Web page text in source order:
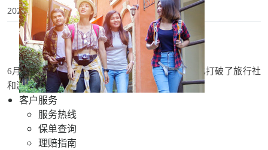
客户服务
服务热线
保单查询
理赔指南
2025-09-12 15:25 保游网
6月，某热门自驾线路一场山体落石 打乱车流 也打破了旅行社
和游客家庭 的平静。